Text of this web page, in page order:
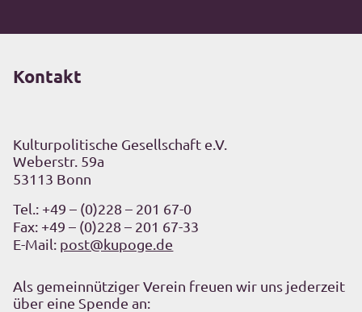
Kontakt
Kulturpolitische Gesellschaft e.V.
Weberstr. 59a
53113 Bonn
Tel.: +49 – (0)228 – 201 67-0
Fax: +49 – (0)228 – 201 67-33
E-Mail: post@kupoge.de
Als gemeinnütziger Verein freuen wir uns jederzeit
über eine Spende an: